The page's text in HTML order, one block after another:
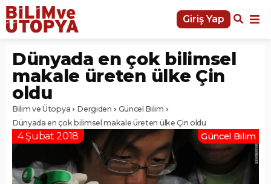
Giriş Yap
Dünyada en çok bilimsel
makale üreten ülke Çin
oldu
Bilim ve Ütopya Dergiden
Güncel Bilim
Dünyada en çok bilimsel makale üreten ülke Çin oldu
4 Şubat 2018 Güncel Bilim